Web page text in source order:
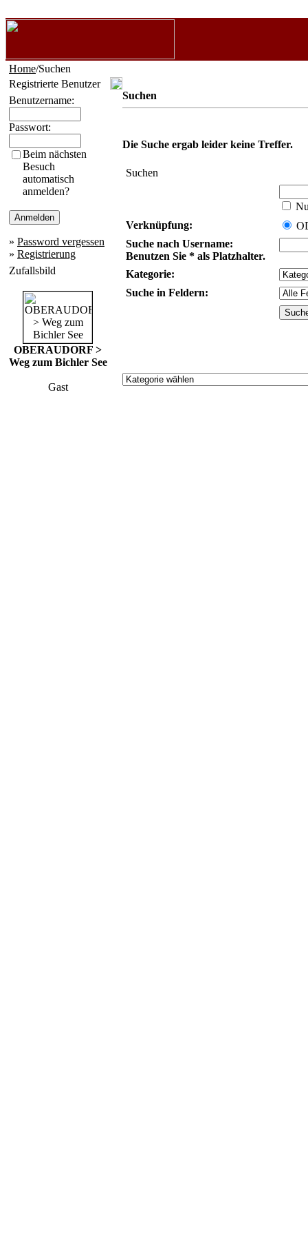
Home/Suchen
Registrierte Benutzer
Benutzername:
Passwort:
Beim nächsten
Besuch
automatisch
anmelden?
» Password vergessen
» Registrierung
Zufallsbild
OBERAUDORF >
Weg zum Bichler See
Gast
Suchen
Die Suche ergab leider keine Treffer.
Suchen
Verknüpfung:
Suche nach Username:
Benutzen Sie * als Platzhalter.
Kategorie:
Suche in Feldern: